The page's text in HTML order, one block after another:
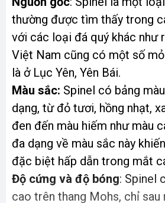
thường được tìm thấy trong
với các loại đá quý khác như
Việt Nam cũng có một số
là ở Lục Yên, Yên Bái.
Màu sắc: Spinel có bảng
dạng, từ đỏ tươi, hồng nhạt,
đen đến màu hiếm như màu
đa dạng về màu sắc này
đặc biệt hấp dẫn trong mắt
Độ cứng và độ bóng: Spinel
cao trên thang Mohs, chỉ sau